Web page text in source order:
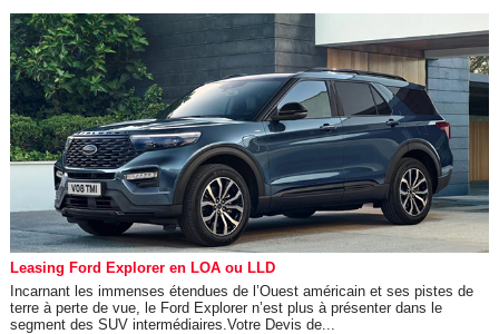
Leasing Ford Explorer en LOA ou LLD
Incarnant les immenses étendues de l’Ouest américain et ses pistes de
terre à perte de vue, le Ford Explorer n’est plus à présenter dans le
segment des SUV intermédiaires.Votre Devis de...